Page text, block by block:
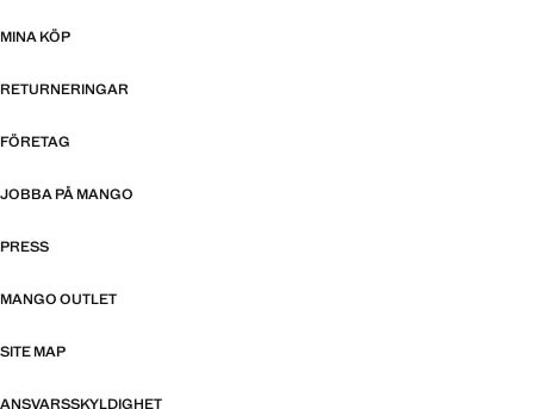
MINA KÖP
RETURNERINGAR
FÖRETAG
JOBBA PÅ MANGO
PRESS
MANGO OUTLET
SITE MAP
ANSVARSSKYLDIGHET